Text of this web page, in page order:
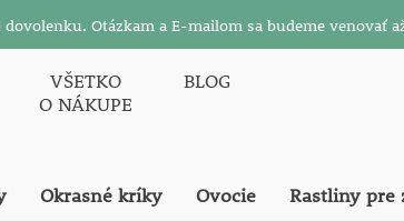
dovolenku. Otázkam a E-mailom sa budeme venovať
VŠETKO
O NÁKUPE
BLOG
Okrasné kríky Ovocie Rastliny pre